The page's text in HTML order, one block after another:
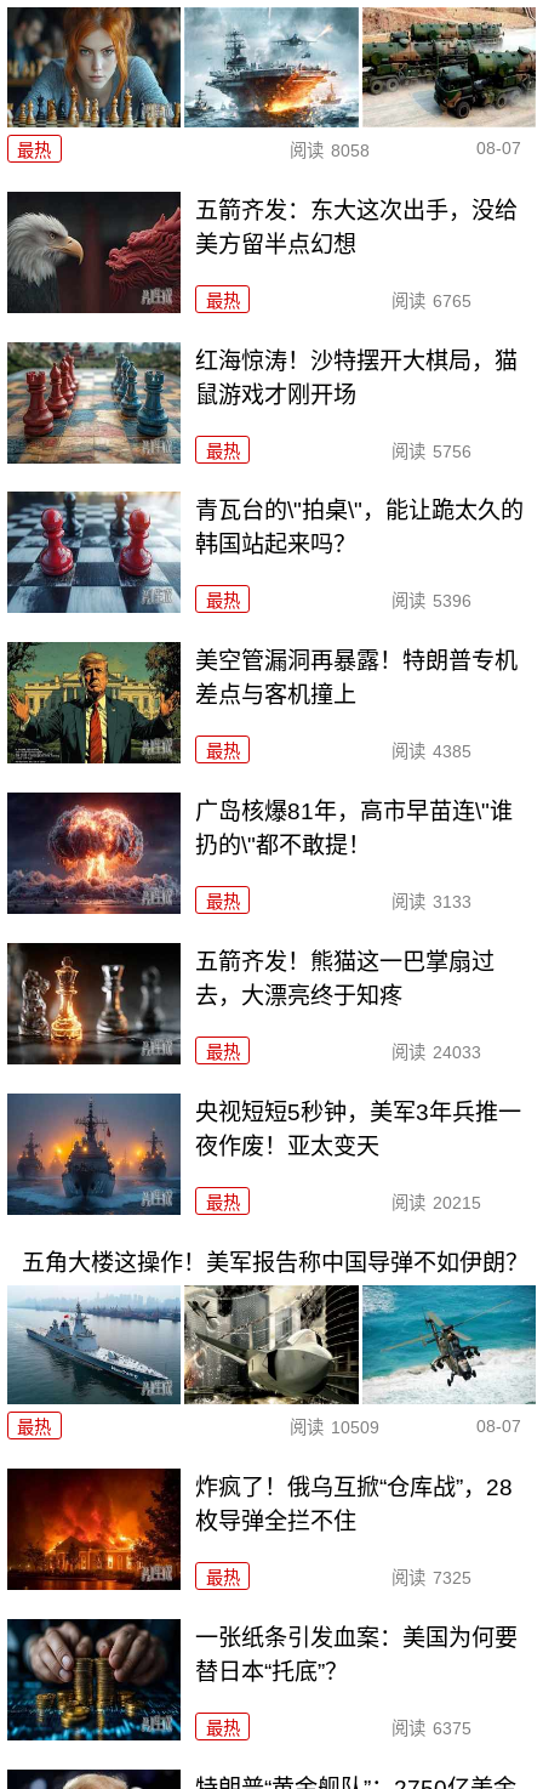
最热 阅读 8058 08-07
五箭齐发：东大这次出手，没给
美方留半点幻想
最热 阅读 6765
红海惊涛！沙特摆开大棋局，猫
鼠游戏才刚开场
最热 阅读 5756
青瓦台的\"拍桌\"，能让跪太久的
韩国站起来吗？
最热 阅读 5396
美空管漏洞再暴露！特朗普专机
差点与客机撞上
最热 阅读 4385
广岛核爆81年，高市早苗连\"谁
扔的\"都不敢提！
最热 阅读 3133
五箭齐发！熊猫这一巴掌扇过
去，大漂亮终于知疼
最热 阅读 24033
央视短短5秒钟，美军3年兵推一
夜作废！亚太变天
最热 阅读 20215
五角大楼这操作！美军报告称中国导弹不如伊朗？
最热 阅读 10509 08-07
炸疯了！俄乌互掀“仓库战”，28
枚导弹全拦不住
最热 阅读 7325
一张纸条引发血案：美国为何要
替日本“托底”？
最热 阅读 6375